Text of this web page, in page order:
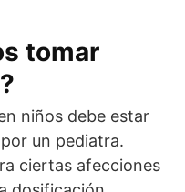
tomar
niños debe estar
un pediatra.
ciertas afecciones